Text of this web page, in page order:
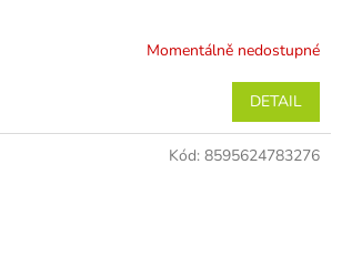
Momentálně nedostupné
DETAIL
Kód: 8595624783276